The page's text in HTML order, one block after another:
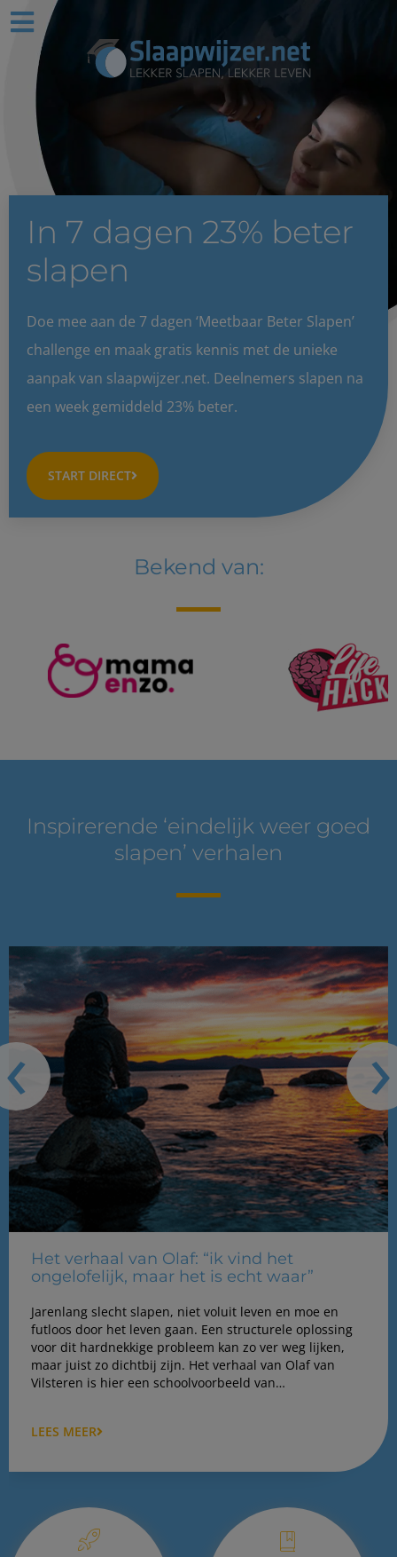
In 7 dagen 23% beter
slapen
Doe mee aan de 7 dagen ‘Meetbaar Beter Slapen’
challenge en maak gratis kennis met de unieke
aanpak van slaapwijzer.net. Deelnemers slapen na
een week gemiddeld 23% beter.
START DIRECT
Bekend van:
Inspirerende ‘eindelijk weer goed
slapen’ verhalen
Het verhaal van Olaf: “ik vind het
ongelofelijk, maar het is echt waar”
Jarenlang slecht slapen, niet voluit leven en moe en
futloos door het leven gaan. Een structurele oplossing
voor dit hardnekkige probleem kan zo ver weg lijken,
maar juist zo dichtbij zijn. Het verhaal van Olaf van
Vilsteren is hier een schoolvoorbeeld van…
LEES MEER
‹ ›